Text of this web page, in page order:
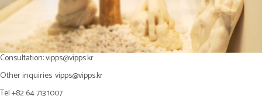
Consultation:vipps@vipps.kr
Other inquiries:vipps@vipps.kr